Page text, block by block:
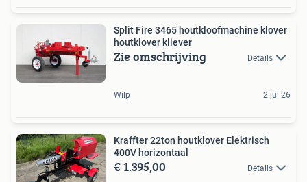
Split Fire 3465 houtkloofmachine klover
houtklover kliever
Zie omschrijving Details
Wilp 2 jul 26
Kraffter 22ton houtklover Elektrisch
400V horizontaal
€ 1.395,00 Details